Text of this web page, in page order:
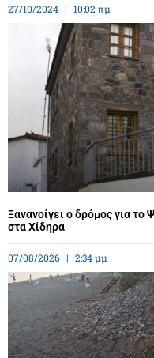
27/10/2024 10:02 πμ
Ξανανοίγει ο δρόμος για
στα Χίδηρα
07/08/2026 2:34 μμ